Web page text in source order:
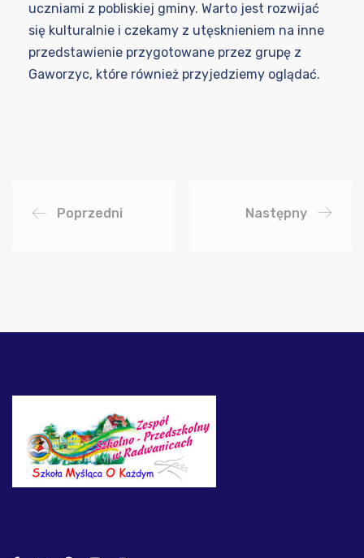
uczniami z pobliskiej gminy. Warto jest rozwijać
się kulturalnie i czekamy z utęsknieniem na inne
przedstawienie przygotowane przez grupę z
Gaworzyc, które również przyjedziemy oglądać.
Poprzedni Następny